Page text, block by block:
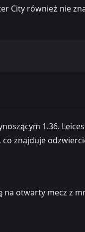
City również nie
1.36.
znajduje
na otwarty mecz z